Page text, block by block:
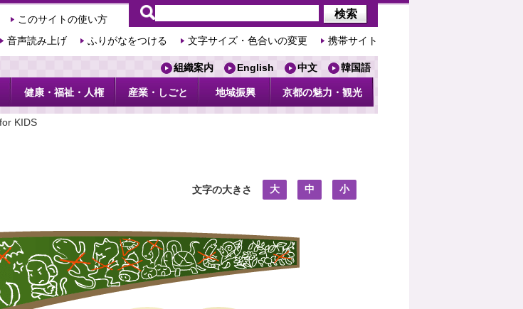
このサイトの使い方
音声読み上げ
ふりがなをつける 文字サイズ・色合いの変更 携帯サイト
組織案内 English 中文 韓国語
健康・福祉・人権 産業・しごと 地域振興 京都の魅力・観光
KIDS
文字の大きさ 大 中 小